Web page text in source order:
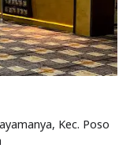
Kec. Poso